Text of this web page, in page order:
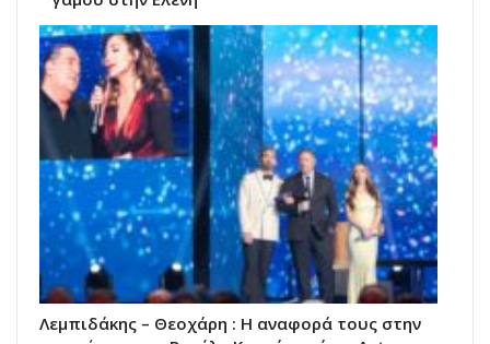
Λεμπιδάκης – Θεοχάρη : Η αναφορά τους στην